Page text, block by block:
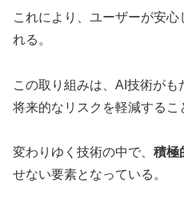
これにより、ユーザーが安
れる。
この取り組みは、AI技術がも
将来的なリスクを軽減するこ
変わりゆく技術の中で、 積極
せない要素となっている。